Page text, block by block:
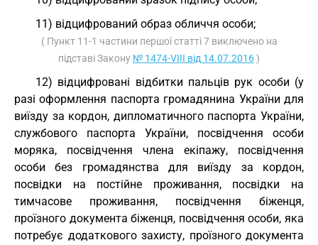
11) відцифрований образ обличчя особи;
( Пункт 11-1 частини першої статті 7 виключено на
підставі Закону № 1474-VIII від 14.07.2016)
12) відцифровані відбитки пальців рук особи (у
разі оформлення паспорта громадянина України для
виїзду за кордон, дипломатичного паспорта України,
службового паспорта України, посвідчення особи
моряка, посвідчення члена екіпажу, посвідчення
особи без громадянства для виїзду за кордон,
посвідки на постійне проживання, посвідки на
тимчасове проживання, посвідчення біженця,
проїзного документа біженця, посвідчення особи, яка
потребує додаткового захисту, проїзного документа